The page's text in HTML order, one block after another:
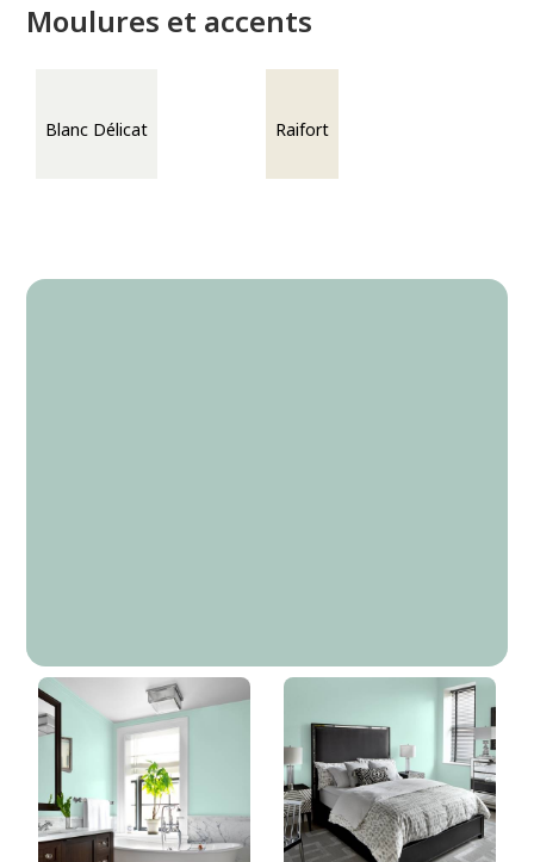
Moulures et accents
Blanc Délicat Raifort
Copenhague
DLX1137-4